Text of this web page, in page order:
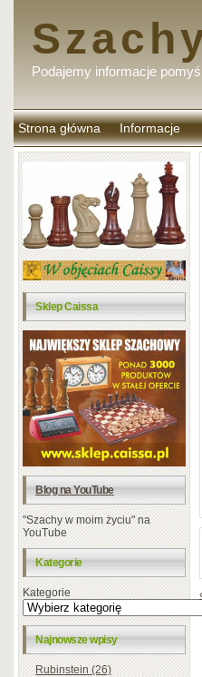
Podajemy informacje
Strona główna Informacje
Sklep Caissa
Blog na YouTube
"Szachy w moim życiu" na
YouTube
Kategorie
Kategorie
Najnowsze wpisy
Rubinstein (26)